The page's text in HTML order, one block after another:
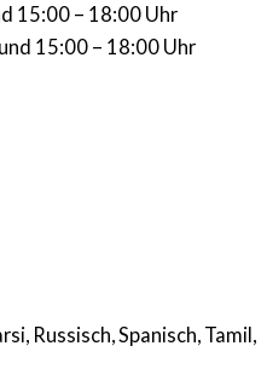
15:00 – 18:00 Uhr
15:00 – 18:00 Uhr
Russisch, Spanisch, Tamil,